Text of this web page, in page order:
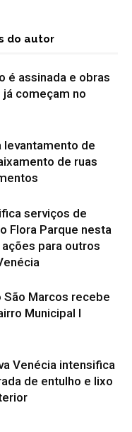
do autor
é assinada e obras
começam no
de
de ruas
serviços de
Flora Parque nesta
para outros
São Marcos recebe
Municipal I
Venécia intensifica
de entulho e lixo